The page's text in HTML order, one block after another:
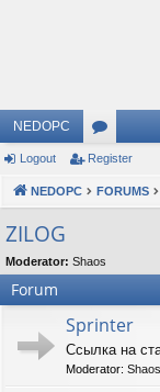
NEDOPC
or
u
s
Logout Register
NEDOPC FORUMS
ZILOG
Moderator: Shaos
Forum
Sprinter
Ссылка на
Moderator: Shaos